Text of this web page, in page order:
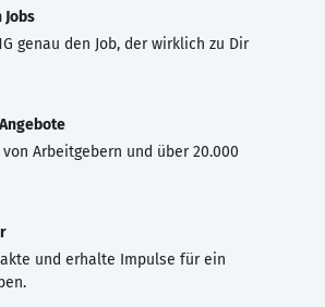
genau den Job, der wirklich zu Dir
Arbeitgebern und über 20.000
und erhalte Impulse für ein